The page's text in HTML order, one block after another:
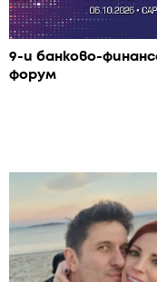
9-и банково-
форум